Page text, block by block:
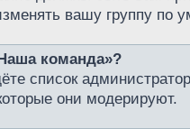
вашу группу по
команда»?
список
они модерируют.